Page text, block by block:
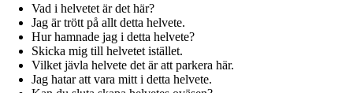
Vad i helvetet är det här?
Jag är trött på allt detta helvete.
Hur hamnade jag i detta helvete?
Skicka mig till helvetet istället.
Vilket jävla helvete det är att parkera här.
Jag hatar att vara mitt i detta helvete.